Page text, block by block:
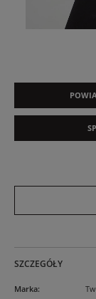
SZCZEGÓŁY
Marka: